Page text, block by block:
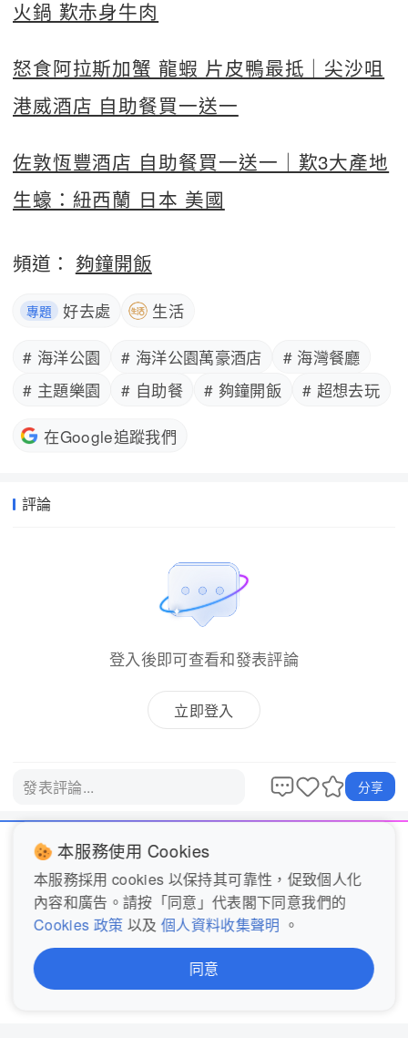
火鍋 歎赤身牛肉
怒食阿拉斯加蟹 龍蝦 片皮鴨最抵｜尖沙咀
港威酒店 自助餐買一送一
佐敦恆豐酒店 自助餐買一送一｜歎3大產地
生蠔：紐西蘭 日本 美國
頻道： 夠鐘開飯
專題 好去處 生活
# 海洋公園 # 海洋公園萬豪酒店
# 海灣餐廳
# 主題樂園
# 自助餐 # 夠鐘開飯 # 超想去玩
在Google追蹤我們
評論
登入後即可查看和發表評論
立即登入
發表評論... 分享
關於我們
服務條款
完整私隱聲明 (歐盟)
個人資料收集聲明
Cookie政策
私隱聲明概覽 (歐盟)
本服務使用 Cookies
本服務採用 cookies 以保持其可靠性，促致個人化
內容和廣告。請按「同意」代表閣下同意我們的
Cookies 政策 以及 個人資料收集聲明 。
同意